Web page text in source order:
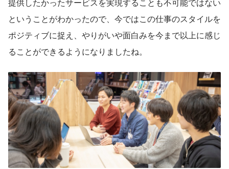
ということがわかったので、今ではこの仕事のスタイルを
ポジティブに捉え、やりがいや面白みを今まで以上に感じ
ることができるようになりましたね。